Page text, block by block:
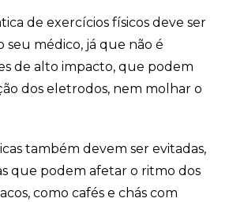
de exercícios físicos deve ser
seu médico, já que não é
de alto impacto, que podem
dos eletrodos, nem molhar o
também devem ser evitadas,
que podem afetar o ritmo dos
como cafés e chás com